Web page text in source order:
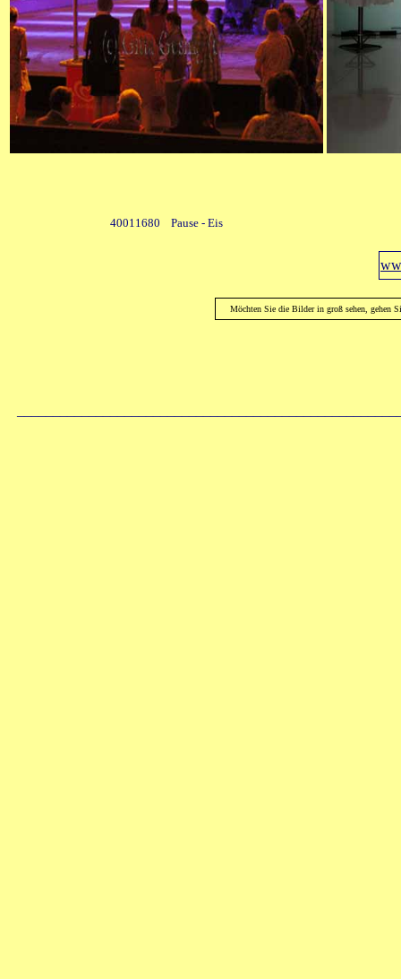
40011680 Pause - Eis
Möchten Sie die Bilder in groß sehen, gehen